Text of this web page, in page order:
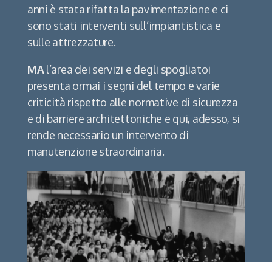
anni è stata rifatta la pavimentazione e ci
sono stati interventi sull’impiantistica e
sulle attrezzature.
MAl’area dei servizi e degli spogliatoi
presenta ormai i segni del tempo e varie
criticità rispetto alle normative di sicurezza
e di barriere architettoniche e qui, adesso, si
rende necessario un intervento di
manutenzione straordinaria.